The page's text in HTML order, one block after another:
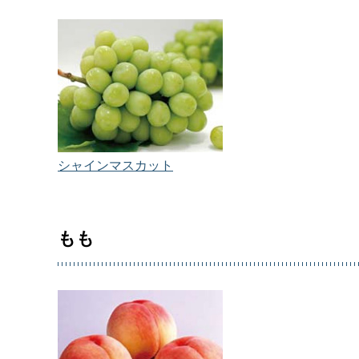
シャインマスカット
もも